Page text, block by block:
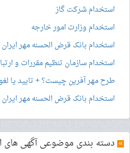
استخدام شرکت گاز
استخدام وزارت امور خارجه
استخدام بانک قرض الحسنه مهر ایران
استخدام سازمان تنظیم مقررات و
طرح مهر آفرین چیست؟ + تایید یا
استخدام بانک قرض الحسنه مهر ایران
» دسته بندی موضوعی آگهی های